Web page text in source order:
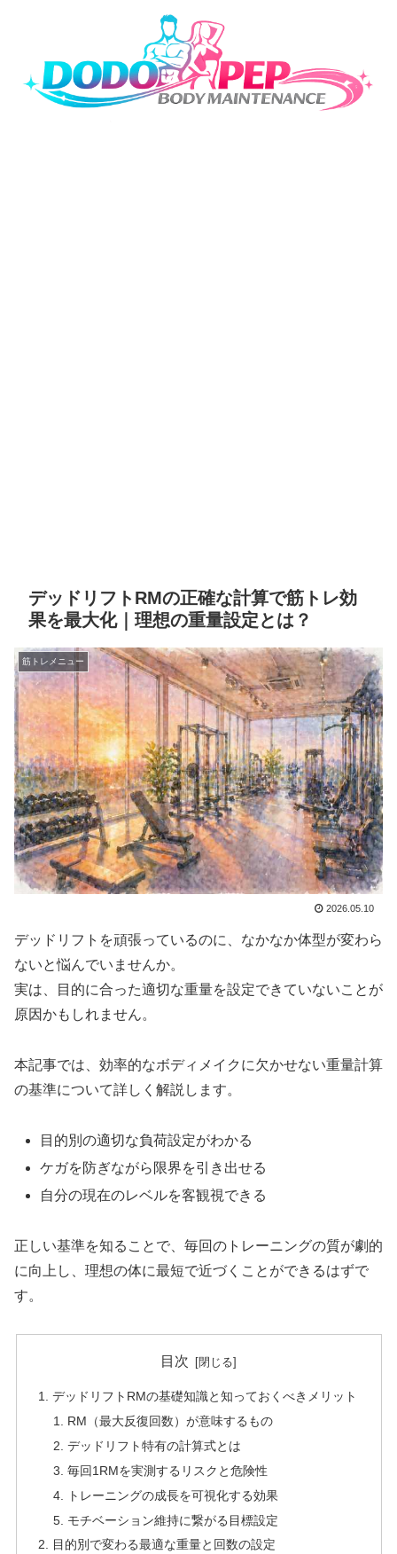
デッドリフトRMの正確な計算で筋トレ効
果を最大化｜理想の重量設定とは？
筋トレメニュー
2026.05.10
デッドリフトを頑張っているのに、なかなか体型が変わら
ないと悩んでいませんか。
実は、目的に合った適切な重量を設定できていないことが
原因かもしれません。
本記事では、効率的なボディメイクに欠かせない重量計算
の基準について詳しく解説します。
目的別の適切な負荷設定がわかる
ケガを防ぎながら限界を引き出せる
自分の現在のレベルを客観視できる
正しい基準を知ることで、毎回のトレーニングの質が劇的
に向上し、理想の体に最短で近づくことができるはずで
す。
目次
デッドリフトRMの基礎知識と知っておくべきメリット
RM（最大反復回数）が意味するもの
デッドリフト特有の計算式とは
毎回1RMを実測するリスクと危険性
トレーニングの成長を可視化する効果
モチベーション維持に繋がる目標設定
目的別で変わる最適な重量と回数の設定